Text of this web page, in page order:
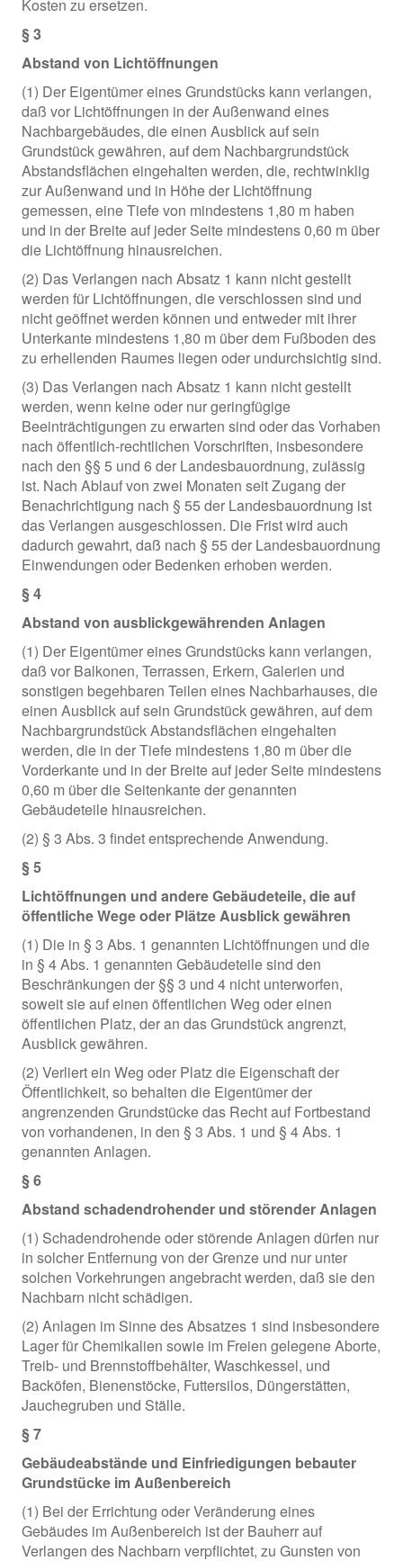
Kosten zu ersetzen.
§ 3
Abstand von Lichtöffnungen
(1) Der Eigentümer eines Grundstücks kann verlangen,
daß vor Lichtöffnungen in der Außenwand eines
Nachbargebäudes, die einen Ausblick auf sein
Grundstück gewähren, auf dem Nachbargrundstück
Abstandsflächen eingehalten werden, die, rechtwinklig
zur Außenwand und in Höhe der Lichtöffnung
gemessen, eine Tiefe von mindestens 1,80 m haben
und in der Breite auf jeder Seite mindestens 0,60 m über
die Lichtöffnung hinausreichen.
(2) Das Verlangen nach Absatz 1 kann nicht gestellt
werden für Lichtöffnungen, die verschlossen sind und
nicht geöffnet werden können und entweder mit ihrer
Unterkante mindestens 1,80 m über dem Fußboden des
zu erhellenden Raumes liegen oder undurchsichtig sind.
(3) Das Verlangen nach Absatz 1 kann nicht gestellt
werden, wenn keine oder nur geringfügige
Beeinträchtigungen zu erwarten sind oder das Vorhaben
nach öffentlich-rechtlichen Vorschriften, insbesondere
nach den §§ 5 und 6 der Landesbauordnung, zulässig
ist. Nach Ablauf von zwei Monaten seit Zugang der
Benachrichtigung nach § 55 der Landesbauordnung ist
das Verlangen ausgeschlossen. Die Frist wird auch
dadurch gewahrt, daß nach § 55 der Landesbauordnung
Einwendungen oder Bedenken erhoben werden.
§ 4
Abstand von ausblickgewährenden Anlagen
(1) Der Eigentümer eines Grundstücks kann verlangen,
daß vor Balkonen, Terrassen, Erkern, Galerien und
sonstigen begehbaren Teilen eines Nachbarhauses, die
einen Ausblick auf sein Grundstück gewähren, auf dem
Nachbargrundstück Abstandsflächen eingehalten
werden, die in der Tiefe mindestens 1,80 m über die
Vorderkante und in der Breite auf jeder Seite mindestens
0,60 m über die Seitenkante der genannten
Gebäudeteile hinausreichen.
(2) § 3 Abs. 3 findet entsprechende Anwendung.
§ 5
Lichtöffnungen und andere Gebäudeteile, die auf
öffentliche Wege oder Plätze Ausblick gewähren
(1) Die in § 3 Abs. 1 genannten Lichtöffnungen und die
in § 4 Abs. 1 genannten Gebäudeteile sind den
Beschränkungen der §§ 3 und 4 nicht unterworfen,
soweit sie auf einen öffentlichen Weg oder einen
öffentlichen Platz, der an das Grundstück angrenzt,
Ausblick gewähren.
(2) Verliert ein Weg oder Platz die Eigenschaft der
Öffentlichkeit, so behalten die Eigentümer der
angrenzenden Grundstücke das Recht auf Fortbestand
von vorhandenen, in den § 3 Abs. 1 und § 4 Abs. 1
genannten Anlagen.
§ 6
Abstand schadendrohender und störender Anlagen
(1) Schadendrohende oder störende Anlagen dürfen nur
in solcher Entfernung von der Grenze und nur unter
solchen Vorkehrungen angebracht werden, daß sie den
Nachbarn nicht schädigen.
(2) Anlagen im Sinne des Absatzes 1 sind insbesondere
Lager für Chemikalien sowie im Freien gelegene Aborte,
Treib- und Brennstoffbehälter, Waschkessel, und
Backöfen, Bienenstöcke, Futtersilos, Düngerstätten,
Jauchegruben und Ställe.
§ 7
Gebäudeabstände und Einfriedigungen bebauter
Grundstücke im Außenbereich
(1) Bei der Errichtung oder Veränderung eines
Gebäudes im Außenbereich ist der Bauherr auf
Verlangen des Nachbarn verpflichtet, zu Gunsten von